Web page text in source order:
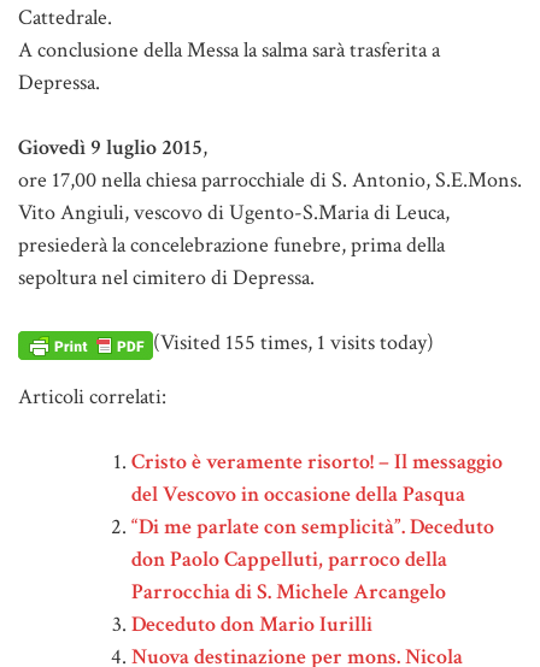
Cattedrale.
A conclusione della Messa la salma sarà trasferita a
Depressa.
Giovedì 9 luglio 2015,
ore 17,00 nella chiesa parrocchiale di S. Antonio, S.E.Mons.
Vito Angiuli, vescovo di Ugento-S.Maria di Leuca,
presiederà la concelebrazione funebre, prima della
sepoltura nel cimitero di Depressa.
(Visited 155 times, 1 visits today)
Articoli correlati:
Cristo è veramente risorto! – Il messaggio
del Vescovo in occasione della Pasqua
“Di me parlate con semplicità”. Deceduto
don Paolo Cappelluti, parroco della
Parrocchia di S. Michele Arcangelo
Deceduto don Mario Iurilli
Nuova destinazione per mons. Nicola